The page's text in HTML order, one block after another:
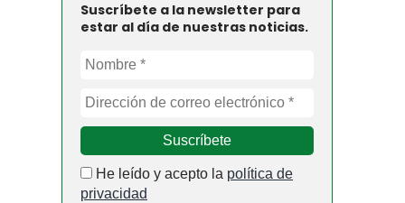
Suscríbete a la newsletter para
estar al día de nuestras noticias.
He leído y acepto la política de
privacidad